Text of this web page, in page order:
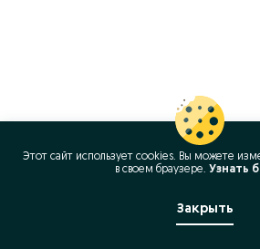
Этот сайт использует cookies. Вы можете
в своeм браузере. Узнать
Закрыть